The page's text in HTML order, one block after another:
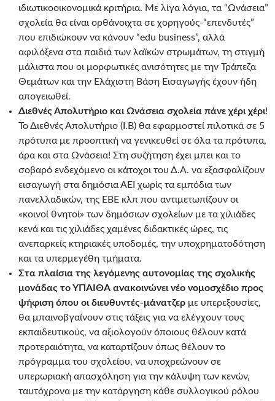
ιδιωτικοοικονομικά κριτήρια. Με λίγα λόγια, τα “Ωνάσεια”
σχολεία θα είναι ορθάνοιχτα σε χορηγούς-“επενδυτές”
που επιδιώκουν να κάνουν “edu business”, αλλά
αφιλόξενα στα παιδιά των λαϊκών στρωμάτων, τη στιγμή
μάλιστα που οι μορφωτικές ανισότητες με την Τράπεζα
Θεμάτων και την Ελάχιστη Βάση Εισαγωγής έχουν ήδη
απογειωθεί.
Διεθνές Απολυτήριο και Ωνάσεια σχολεία πάνε χέρι χέρι!
Το Διεθνές Απολυτήριο (Ι.Β) θα εφαρμοστεί πιλοτικά σε 5
πρότυπα με προοπτική να γενικευθεί σε όλα τα πρότυπα,
άρα και στα Ωνάσεια! Στη συζήτηση έχει μπει και το
σοβαρό ενδεχόμενο οι κάτοχοι του Δ.Α. να εξασφαλίζουν
εισαγωγή στα δημόσια ΑΕΙ χωρίς τα εμπόδια των
πανελλαδικών, της ΕΒΕ κλπ που αντιμετωπίζουν οι
«κοινοί θνητοί» των δημόσιων σχολείων με τα χιλιάδες
κενά και τις χιλιάδες χαμένες διδακτικές ώρες, τις
ανεπαρκείς κτηριακές υποδομές, την υποχρηματοδότηση
και τα υπερμεγέθη τμήματα.
Στα πλαίσια της λεγόμενης αυτονομίας της σχολικής
μονάδας το ΥΠΑΙΘΑ ανακοινώνει νέο νομοσχέδιο προς
ψήφιση όπου οι διευθυντές-μάνατζερ με υπερεξουσίες,
θα μπαινοβγαίνουν στις τάξεις για να ελέγχουν τους
εκπαιδευτικούς, να αξιολογούν όποιους θέλουν κατά
προτεραιότητα, να καταρτίζουν όπως θέλουν το
πρόγραμμα του σχολείου, να υποχρεώνουν σε
υπερωριακή απασχόληση για την κάλυψη των κενών,
ταυτόχρονα με την κατάργηση κάθε συλλογικού ρόλου